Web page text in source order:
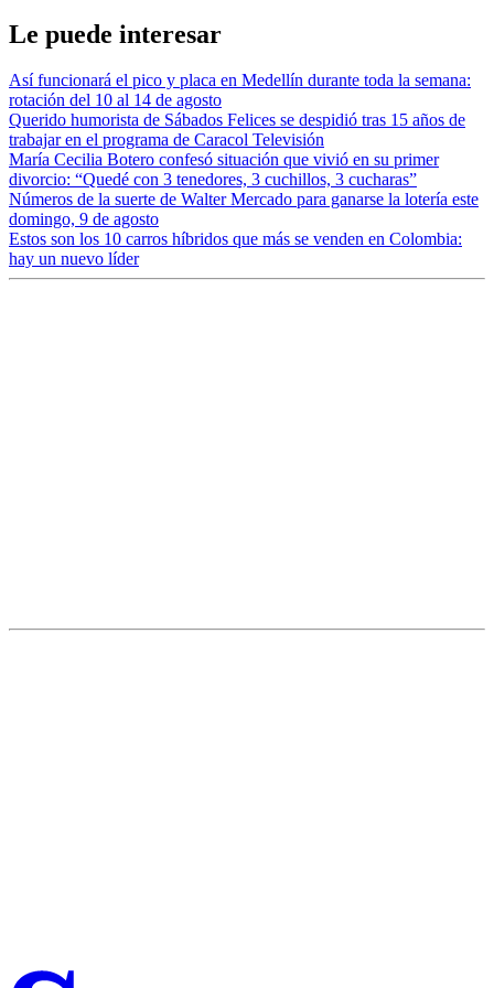
Le puede interesar
Así funcionará el pico y placa en Medellín durante toda la semana:
rotación del 10 al 14 de agosto
Querido humorista de Sábados Felices se despidió tras 15 años de
trabajar en el programa de Caracol Televisión
María Cecilia Botero confesó situación que vivió en su primer
divorcio: “Quedé con 3 tenedores, 3 cuchillos, 3 cucharas”
Números de la suerte de Walter Mercado para ganarse la lotería este
domingo, 9 de agosto
Estos son los 10 carros híbridos que más se venden en Colombia:
hay un nuevo líder